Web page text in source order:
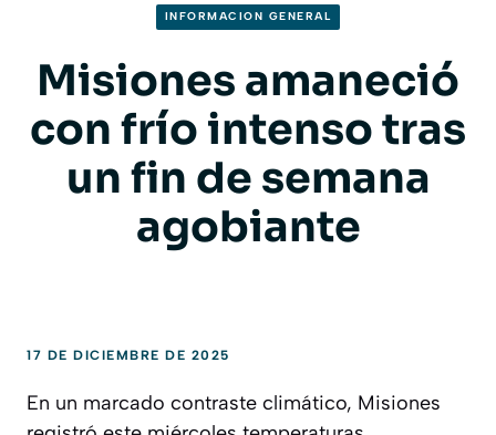
INFORMACION GENERAL
Misiones amaneció
con frío intenso tras
un fin de semana
agobiante
17 DE DICIEMBRE DE 2025
En un marcado contraste climático, Misiones